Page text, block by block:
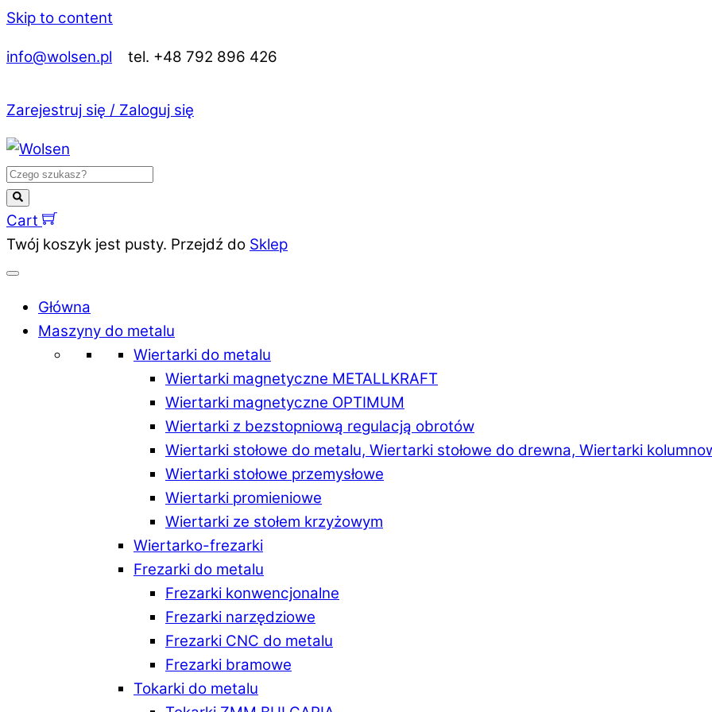
Skip to content
info@wolsen.pl tel. +48 792 896 426
Zarejestruj się / Zaloguj się
Cart
Twój koszyk jest pusty. Przejdź do Sklep
Główna
Maszyny do metalu
Wiertarki do metalu
Wiertarki magnetyczne METALLKRAFT
Wiertarki magnetyczne OPTIMUM
Wiertarki z bezstopniową regulacją obrotów
Wiertarki stołowe do metalu, Wiertarki stołowe do drewna, Wiertarki
Wiertarki stołowe przemysłowe
Wiertarki promieniowe
Wiertarki ze stołem krzyżowym
Wiertarko-frezarki
Frezarki do metalu
Frezarki konwencjonalne
Frezarki narzędziowe
Frezarki CNC do metalu
Frezarki bramowe
Tokarki do metalu